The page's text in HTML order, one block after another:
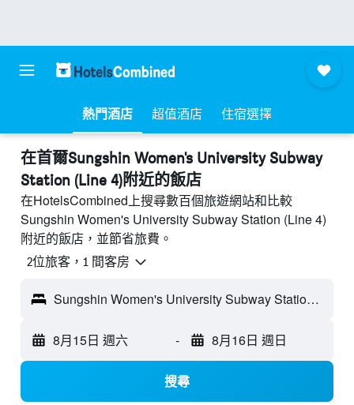
熱門酒店 超值酒店 住宿選擇
​在首爾Sungshin Women's University Subway
Station (Line 4)附近​的飯店
在HotelsCombined上搜尋數百個旅遊網站和比較
Sungshin Women's University Subway Station (Line 4)
附近的飯店，並節省旅費。
2位旅客，1 間客房
Sungshin Women's University Subway Station (Line 4) - 首爾, 韓國
8月15日 週六 - 8月16日 週日
搜尋